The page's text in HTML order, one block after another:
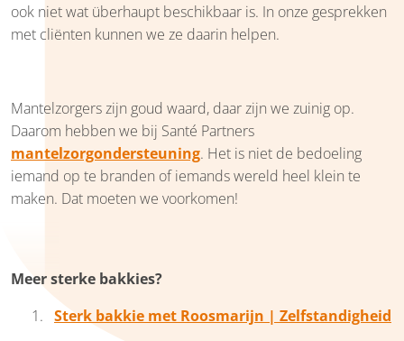
ook niet wat überhaupt beschikbaar is. In onze gesprekken
met cliënten kunnen we ze daarin helpen.
Mantelzorgers zijn goud waard, daar zijn we zuinig op.
Daarom hebben we bij Santé Partners
mantelzorgondersteuning. Het is niet de bedoeling
iemand op te branden of iemands wereld heel klein te
maken. Dat moeten we voorkomen!
Meer sterke bakkies?
Sterk bakkie met Roosmarijn | Zelfstandigheid